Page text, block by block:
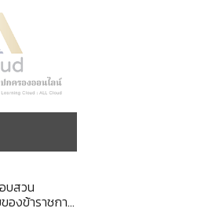
บสวน
องข้าราชการ